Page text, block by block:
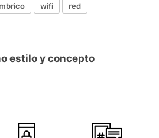
wifi red
estilo y concepto